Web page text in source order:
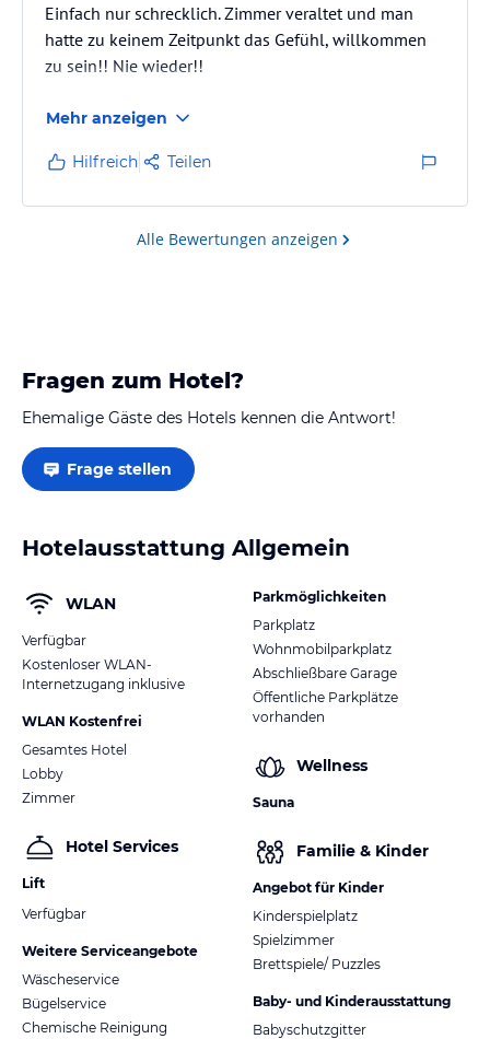
Einfach nur schrecklich. Zimmer veraltet und man
hatte zu keinem Zeitpunkt das Gefühl, willkommen
zu sein!! Nie wieder!!
Mehr anzeigen
Hilfreich Teilen
Alle Bewertungen anzeigen
Fragen zum Hotel?
Ehemalige Gäste des Hotels kennen die Antwort!
Frage stellen
Hotelausstattung Allgemein
WLAN
Verfügbar
Kostenloser WLAN-
Internetzugang inklusive
WLAN Kostenfrei
Gesamtes Hotel
Lobby
Zimmer
Hotel Services
Lift
Verfügbar
Weitere Serviceangebote
Wäscheservice
Bügelservice
Chemische Reinigung
Parkmöglichkeiten
Parkplatz
Wohnmobilparkplatz
Abschließbare Garage
Öffentliche Parkplätze
vorhanden
Wellness
Sauna
Familie & Kinder
Angebot für Kinder
Kinderspielplatz
Spielzimmer
Brettspiele/ Puzzles
Baby- und Kinderausstattung
Babyschutzgitter